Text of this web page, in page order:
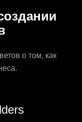
о том, как